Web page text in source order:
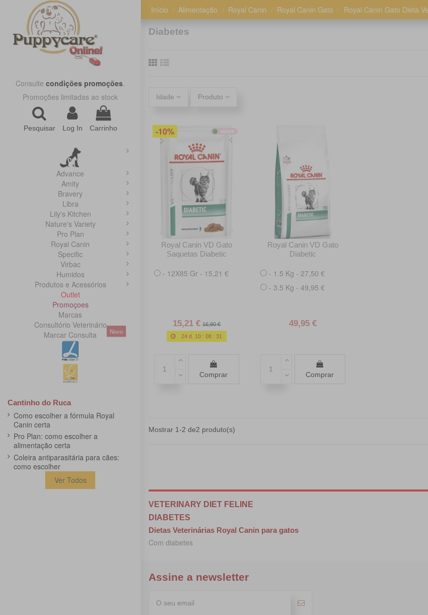
Consulte condições promoções.
Promoções limitadas ao stock
Pesquisar Log In Carrinho
Advance
Amity
Bravery
Libra
Lily's Kitchen
Nature's Variety
Pro Plan
Royal Canin
Specific
Virbac
Humidos
Produtos e Acessórios
Outlet
Promoçoes
Marcas
Consultório Veterinário
Marcar Consulta
Novo
Cantinho do Ruca
Como escolher a fórmula Royal
Canin certa
Pro Plan: como escolher a
alimentação certa
Coleira antiparasitária para cães:
como escolher
Ver Todos
Início Alimentação Royal Canin Royal Canin Gato Royal Canin Gato Dieta
Diabetes
Idade Produto
-10%
Royal Canin VD Gato
Saquetas Diabetic
- 12X85 Gr - 15,21 €
15,21 € 16,90 €
24 d. 10 :08 :30
Comprar
Royal Canin VD Gato
Diabetic
- 1.5 Kg - 27,50 €
- 3.5 Kg - 49,95 €
49,95 €
Comprar
Mostrar 1-2 de2 produto(s)
VETERINARY DIET FELINE
DIABETES
Dietas Veterinárias Royal Canin para gatos
Com diabetes
Assine a newsletter